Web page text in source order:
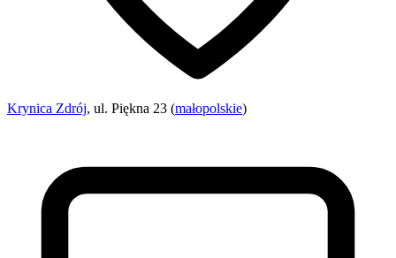
Krynica Zdrój, ul. Piękna 23 (małopolskie)